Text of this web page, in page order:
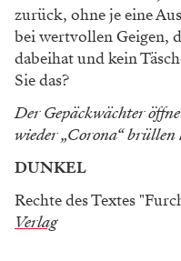
zurück, ohne je eine
bei wertvollen Geigen,
dabeihat und kein
Sie das?
Der Gepäckwächter
wieder„Corona“
DUNKEL
Rechte des Textes
Verlag